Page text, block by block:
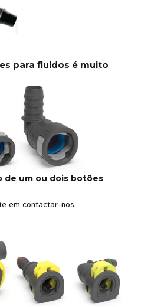
para fluidos é muito
de um ou dois botões
em contactar-nos.